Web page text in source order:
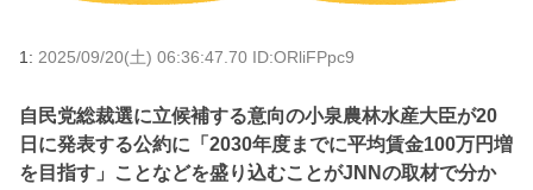
1: 2025/09/20(土) 06:36:47.70 ID:ORliFPpc9
自民党総裁選に立候補する意向の小泉農林水産大臣が20
日に発表する公約に「2030年度までに平均賃金100万円増
を目指す」ことなどを盛り込むことがJNNの取材で分か